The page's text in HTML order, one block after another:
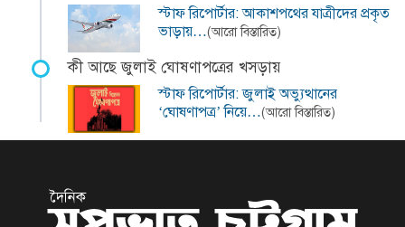
স্টাফ রিপোর্টার: আকাশপথের যাত্রীদের প্রকৃত
ভাড়ায়…(আরো বিস্তারিত)
কী আছে জুলাই ঘোষণাপত্রের খসড়ায়
স্টাফ রিপোর্টার: জুলাই অভ্যুত্থানের
‘ঘোষণাপত্র’ নিয়ে…(আরো বিস্তারিত)